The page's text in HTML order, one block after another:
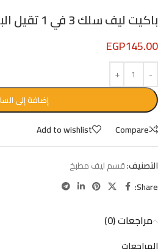
باكيت ليف سلك 3 في 1 تقيل الباكيت 48 قطعه
EGP145.00
إضافة إلى
Compare
Add to wishlist
التصنيف:قسم ليف مطبخ
Share:
مراجعات (0)